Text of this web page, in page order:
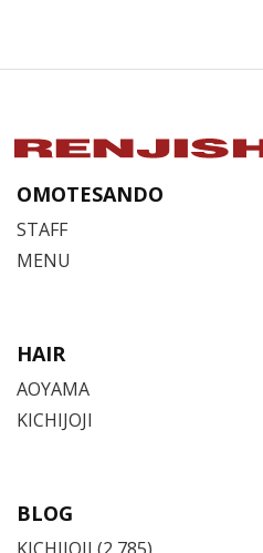
OMOTESANDO
STAFF
MENU
HAIR
AOYAMA
KICHIJOJI
BLOG